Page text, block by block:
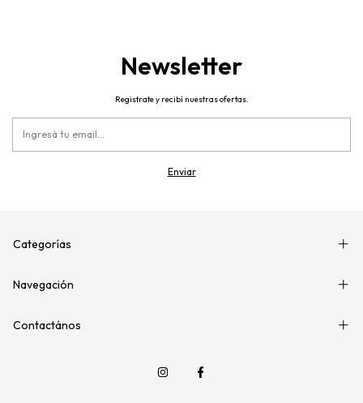
Newsletter
Registrate y recibí nuestras ofertas.
Categorías
Navegación
Contactános